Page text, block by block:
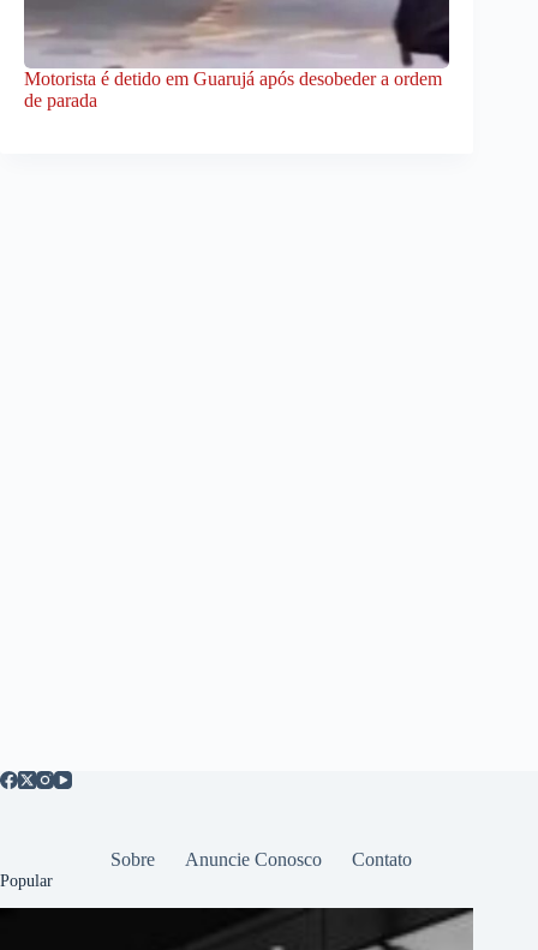
Motorista é detido em Guarujá após desobeder a ordem
de parada
Sobre Anuncie Conosco Contato
Popular